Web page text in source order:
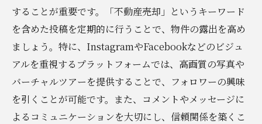
することが重要です。「不動産売却」というキーワード
を含めた投稿を定期的に行うことで、物件の露出を高め
ましょう。特に、InstagramやFacebookなどのビジュ
アルを重視するプラットフォームでは、高画質の写真や
バーチャルツアーを提供することで、フォロワーの興味
を引くことが可能です。また、コメントやメッセージに
よるコミュニケーションを大切にし、信頼関係を築くこ